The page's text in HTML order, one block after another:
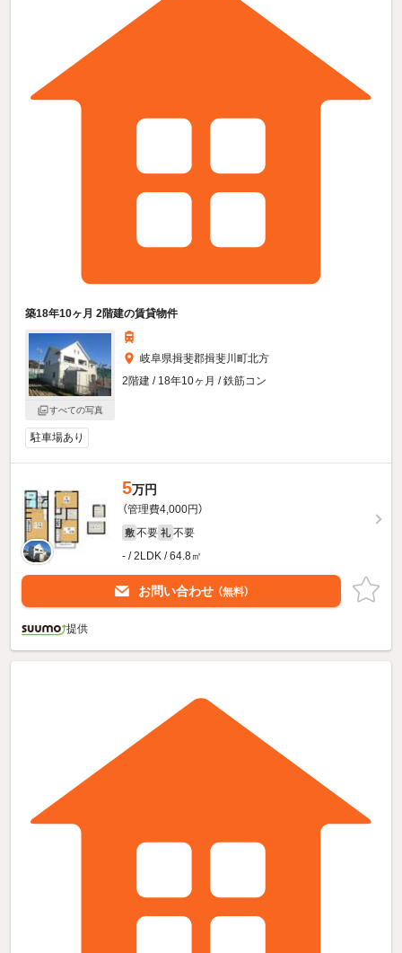
築18年10ヶ月 2階建の賃貸物件
すべての写真
岐阜県揖斐郡揖斐川町北方
2階建 / 18年10ヶ月 / 鉄筋コン
駐車場あり
5万円
（管理費4,000円）
敷 不要 礼 不要
- / 2LDK / 64.8㎡
お問い合わせ （無料）
提供